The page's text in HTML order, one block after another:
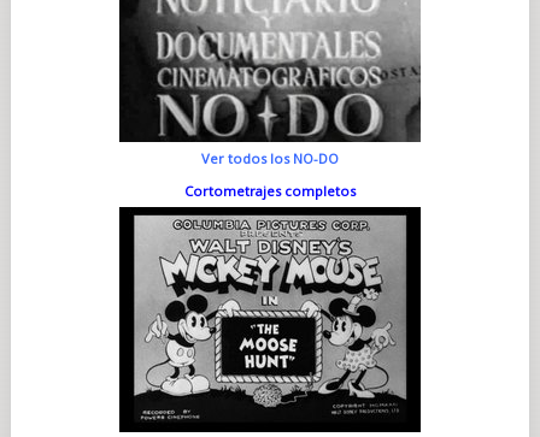
Ver todos los NO-DO
Cortometrajes completos